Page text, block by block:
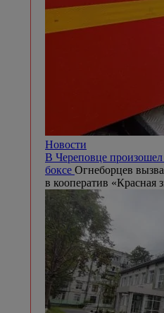
Новости
В Череповце
боксе Огнеборцев
в кооператив «Красная